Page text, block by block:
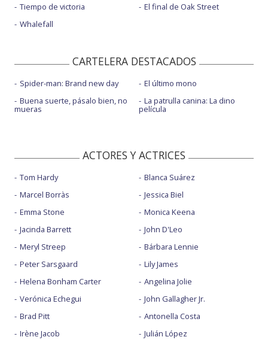
Tiempo de victoria
Whalefall
El final de Oak Street
CARTELERA DESTACADOS
Spider-man: Brand new day
Buena suerte, pásalo bien, no
mueras
El último mono
La patrulla canina: La dino
película
ACTORES Y ACTRICES
Tom Hardy
Marcel Borràs
Emma Stone
Jacinda Barrett
Meryl Streep
Peter Sarsgaard
Helena Bonham Carter
Verónica Echegui
Brad Pitt
Irène Jacob
Blanca Suárez
Jessica Biel
Monica Keena
John D'Leo
Bárbara Lennie
Lily James
Angelina Jolie
John Gallagher Jr.
Antonella Costa
Julián López